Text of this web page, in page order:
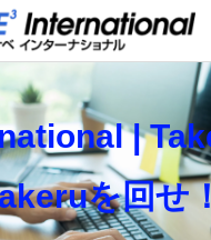
製品・サービス一覧
Boost 技術情報ブログ
会社概要
|
を回せ